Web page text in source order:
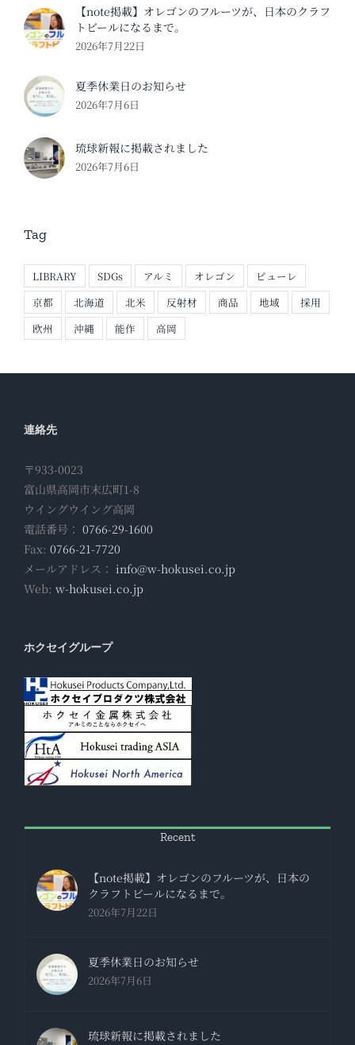
【note掲載】オレゴンのフルーツが、日本のクラフ
トビールになるまで。
2026年7月22日
夏季休業日のお知らせ
2026年7月6日
琉球新報に掲載されました
2026年7月6日
Tag
LIBRARY SDGs アルミ オレゴン
ピューレ
京都
北海道 北米 反射材 商品 地域
採用
欧州
沖縄 能作 高岡
連絡先
〒933-0023
富山県高岡市末広町1-8
ウイングウイング高岡
電話番号： 0766-29-1600
Fax: 0766-21-7720
メールアドレス： info@w-hokusei.co.jp
Web: w-hokusei.co.jp
ホクセイグループ
Recent
【note掲載】オレゴンのフルーツが、日本の
クラフトビールになるまで。
2026年7月22日
夏季休業日のお知らせ
2026年7月6日
琉球新報に掲載されました